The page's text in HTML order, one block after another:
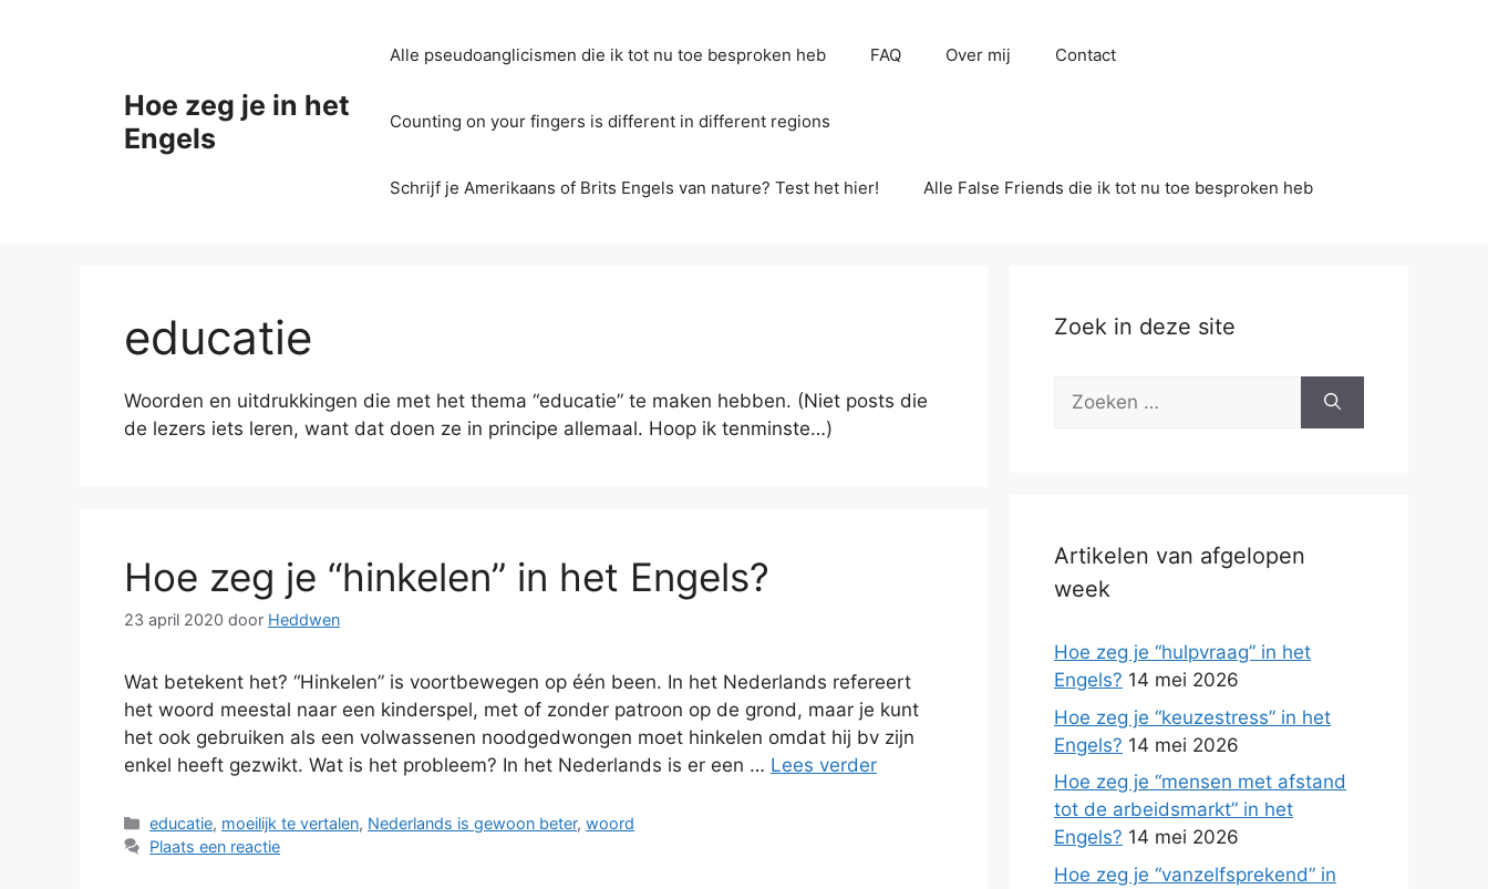
Hoe zeg je in het
Engels
Alle pseudoanglicismen die ik tot nu toe besproken heb FAQ Over mij Contact
Counting on your fingers is different in different regions
Schrijf je Amerikaans of Brits Engels van nature? Test het hier! Alle False Friends die ik tot nu toe besproken heb
educatie
Woorden en uitdrukkingen die met het thema “educatie” te maken hebben. (Niet posts die
de lezers iets leren, want dat doen ze in principe allemaal. Hoop ik tenminste…)
Hoe zeg je “hinkelen” in het Engels?
23 april 2020 door Heddwen
Wat betekent het? “Hinkelen” is voortbewegen op één been. In het Nederlands refereert
het woord meestal naar een kinderspel, met of zonder patroon op de grond, maar je kunt
het ook gebruiken als een volwassenen noodgedwongen moet hinkelen omdat hij bv zijn
enkel heeft gezwikt. Wat is het probleem? In het Nederlands is er een … Lees verder
Categorieën
educatie, moeilijk te vertalen, Nederlands is gewoon beter,woord
Plaats een reactie
Zoek in deze site
Zoek
Artikelen van afgelopen
week
Hoe zeg je “hulpvraag” in het
Engels? 14 mei 2026
Hoe zeg je “keuzestress” in het
Engels? 14 mei 2026
Hoe zeg je “mensen met afstand
tot de arbeidsmarkt” in het
Engels? 14 mei 2026
Hoe zeg je “vanzelfsprekend” in